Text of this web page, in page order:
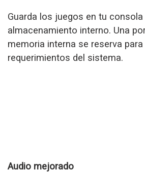
Guarda los juegos en tu consola
almacenamiento interno. Una
memoria interna se reserva
requerimientos del sistema.
Audio mejorado